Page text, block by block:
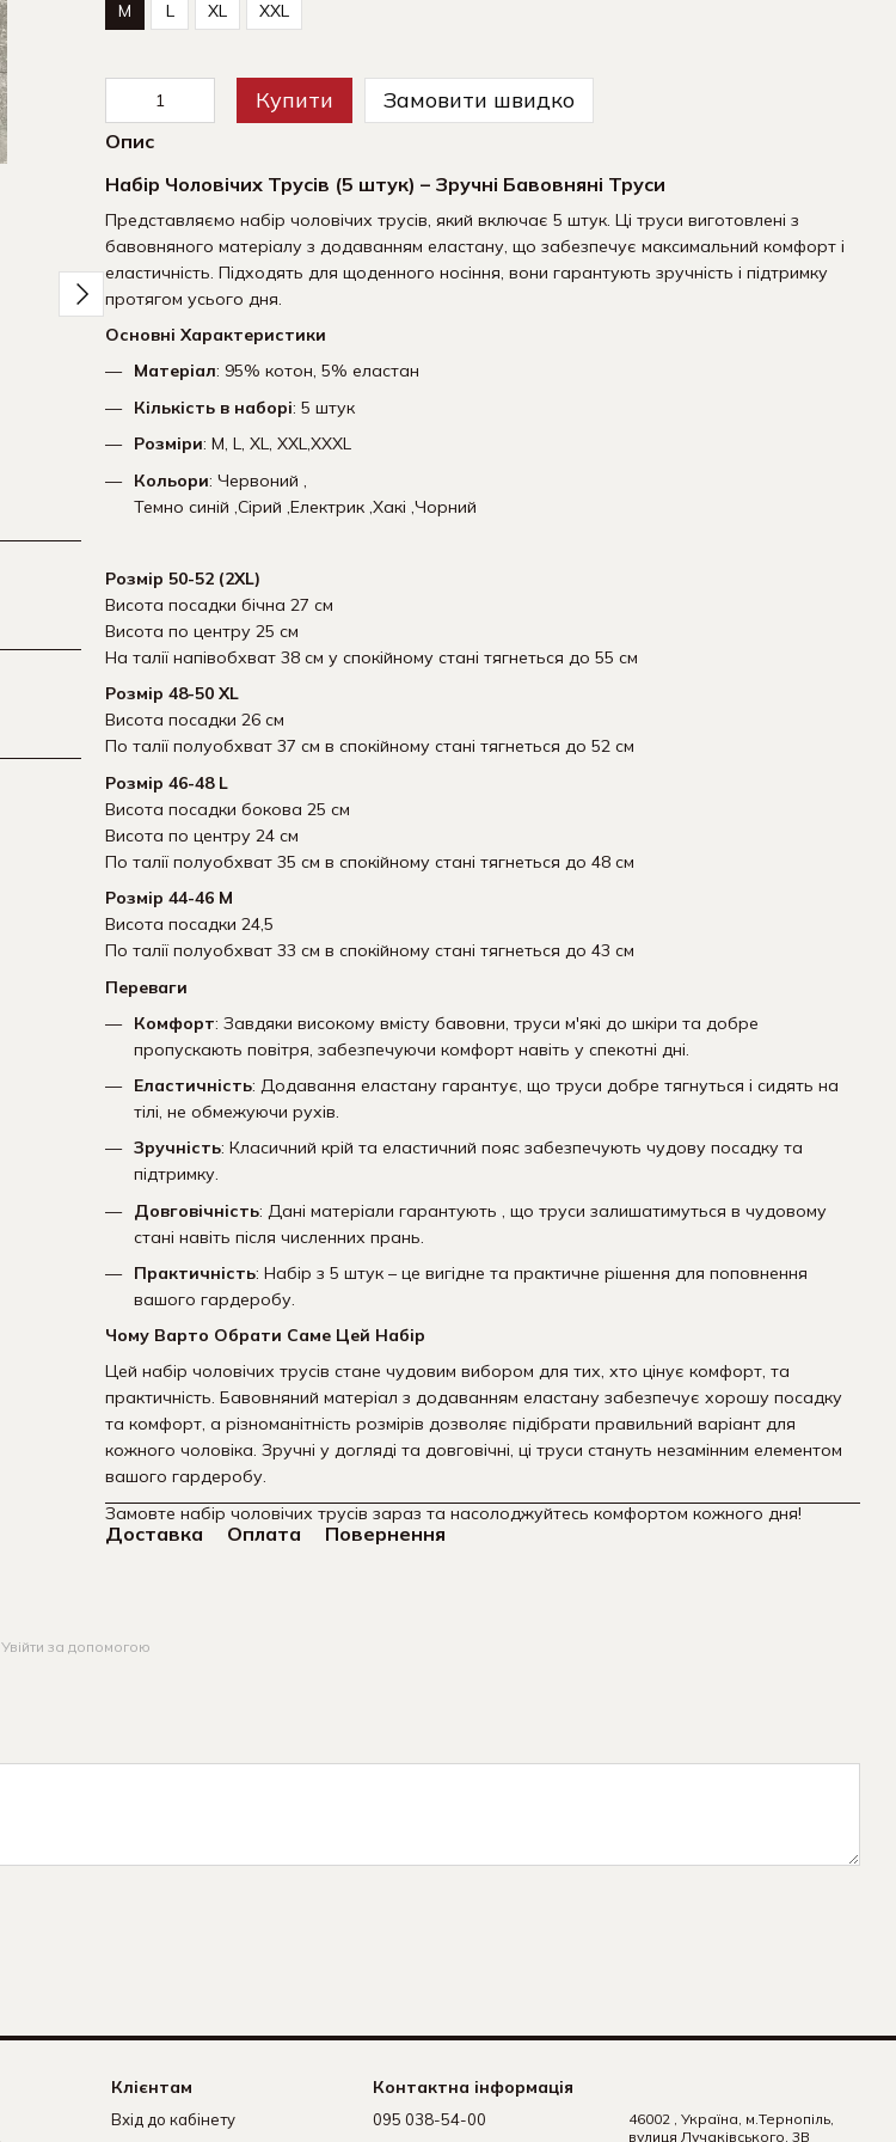
Чоловічі труси 5 шт +
1 095 грн
комплект 9 пар
1 530 грн 1 680 грн Купити
M L XL XXL
Купити Замовити швидко
Опис
Набір Чоловічих Трусів (5 штук) – Зручні Бавовняні Труси
Представляємо набір чоловічих трусів, який включає 5 штук. Ці труси виготовлені з
бавовняного матеріалу з додаванням еластану, що забезпечує максимальний комфорт і
еластичність. Підходять для щоденного носіння, вони гарантують зручність і підтримку
протягом усього дня.
Основні Характеристики
Матеріал: 95% котон, 5% еластан
Кількість в наборі: 5 штук
Розміри: M, L, XL, XXL,XXXL
Кольори: Червоний ,
Темно синій ,Сірий ,Електрик ,Хакі ,Чорний
Розмір 50-52 (2XL)
Висота посадки бічна 27 см
Висота по центру 25 см
На талії напівобхват 38 см у спокійному стані тягнеться до 55 см
Розмір 48-50 XL
Висота посадки 26 см
По талії полуобхват 37 см в спокійному стані тягнеться до 52 см
Розмір 46-48 L
Висота посадки бокова 25 см
Висота по центру 24 см
По талії полуобхват 35 см в спокійному стані тягнеться до 48 см
Розмір 44-46 М
Висота посадки 24,5
По талії полуобхват 33 см в спокійному стані тягнеться до 43 см
Переваги
Комфорт: Завдяки високому вмісту бавовни, труси м'які до шкіри та добре
пропускають повітря, забезпечуючи комфорт навіть у спекотні дні.
Еластичність: Додавання еластану гарантує, що труси добре тягнуться і сидять на
тілі, не обмежуючи рухів.
Зручність: Класичний крій та еластичний пояс забезпечують чудову посадку та
підтримку.
Довговічність: Дані матеріали гарантують , що труси залишатимуться в чудовому
стані навіть після численних прань.
Практичність: Набір з 5 штук – це вигідне та практичне рішення для поповнення
вашого гардеробу.
Чому Варто Обрати Саме Цей Набір
Цей набір чоловічих трусів стане чудовим вибором для тих, хто цінує комфорт, та
практичність. Бавовняний матеріал з додаванням еластану забезпечує хорошу посадку
та комфорт, а різноманітність розмірів дозволяє підібрати правильний варіант для
кожного чоловіка. Зручні у догляді та довговічні, ці труси стануть незамінним елементом
вашого гардеробу.
Замовте набір чоловічих трусів зараз та насолоджуйтесь комфортом кожного дня!
Доставка Оплата Повернення
Увійти за допомогою
Клієнтам
Вхід до кабінету
Контактна інформація
095 038-54-00
46002 , Україна, м.Тернопіль,
вулиця Лучаківського, 3В